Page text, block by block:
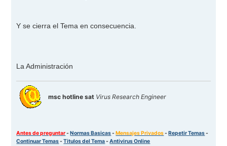
Y se cierra el Tema en consecuencia.
La Administración
msc hotline sat Virus Research Engineer
Antes de preguntar-Normas Basicas-Mensajes Privados-Repetir Temas-
Continuar Temas-Titulos del Tema-Antivirus Online